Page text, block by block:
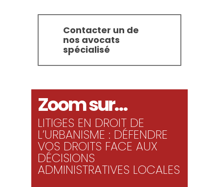
Contacter un de
nos avocats
spécialisé
Zoom sur…
LITIGES EN DROIT DE
L’URBANISME : DÉFENDRE
VOS DROITS FACE AUX
DÉCISIONS
ADMINISTRATIVES LOCALES